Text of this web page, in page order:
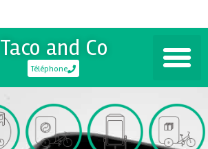
Taco and Co
Téléphone